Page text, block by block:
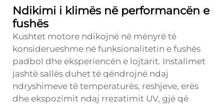
Ndikimi i klimës në performancën e
fushës
Kushtet motore ndikojnë në mënyrë të
konsiderueshme në funksionalitetin e fushës
padbol dhe eksperiencën e lojtarit. Instalimet
jashtë sallës duhet të qëndrojnë ndaj
ndryshimeve të temperaturës, reshjeve, erës
dhe ekspozimit ndaj rrezatimit UV, gjë që